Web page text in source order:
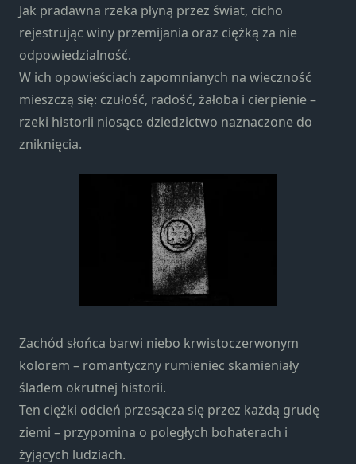
Jak pradawna rzeka płyną przez świat, cicho
rejestrując winy przemijania oraz ciężką za nie
odpowiedzialność.
W ich opowieściach zapomnianych na wieczność
mieszczą się: czułość, radość, żałoba i cierpienie –
rzeki historii niosące dziedzictwo naznaczone do
zniknięcia.
Zachód słońca barwi niebo krwistoczerwonym
kolorem – romantyczny rumieniec skamieniały
śladem okrutnej historii.
Ten ciężki odcień przesącza się przez każdą grudę
ziemi – przypomina o poległych bohaterach i
żyjących ludziach.